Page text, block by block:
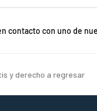
contacto con uno de
y derecho a regresar